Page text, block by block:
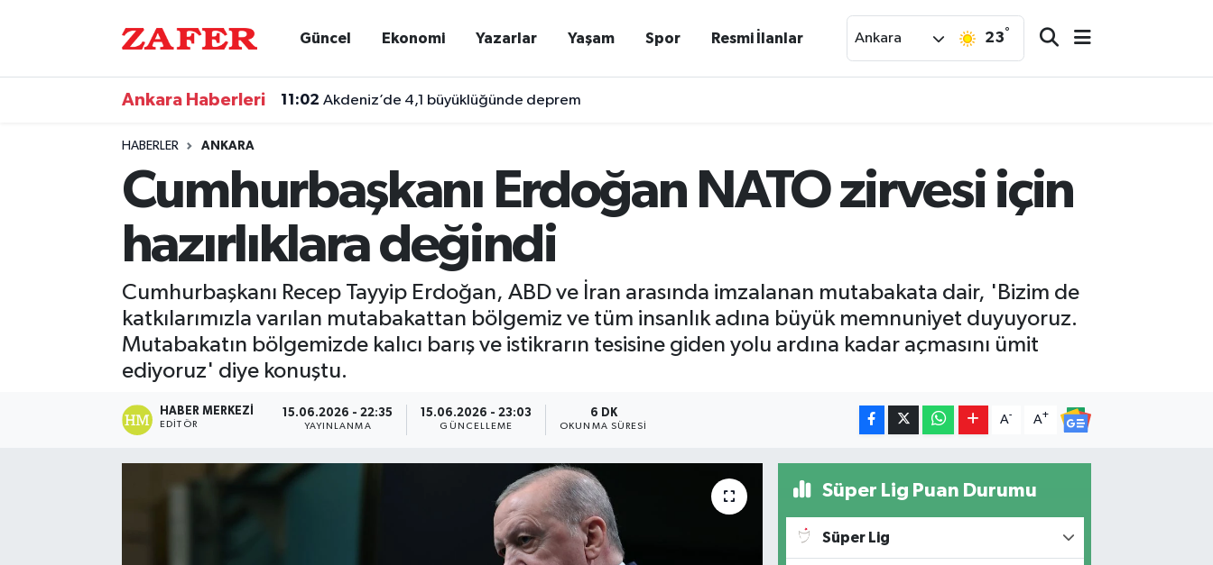
Güncel Ekonomi Yazarlar Yaşam Spor Resmi İlanlar Ankara 23°
Ankara Haberleri 11:02 Akdeniz’de 4,1 büyüklüğünde deprem
HABERLER ANKARA
Cumhurbaşkanı Erdoğan NATO zirvesi için
hazırlıklara değindi
Cumhurbaşkanı Recep Tayyip Erdoğan, ABD ve İran arasında imzalanan mutabakata dair, 'Bizim de
katkılarımızla varılan mutabakattan bölgemiz ve tüm insanlık adına büyük memnuniyet duyuyoruz.
Mutabakatın bölgemizde kalıcı barış ve istikrarın tesisine giden yolu ardına kadar açmasını ümit
ediyoruz' diye konuştu.
HABER MERKEZI
EDITÖR
15.06.2026 - 22:35
YAYINLANMA
15.06.2026 - 23:03
GÜNCELLEME
6 DK
OKUNMA SÜRESI
A- A+
Süper Lig Puan Durumu
Süper Lig
Trafik Durumu
Süper Lig Puan Durumu ve Fikstür
Tüm Manşetler
Son Dakika Haberleri